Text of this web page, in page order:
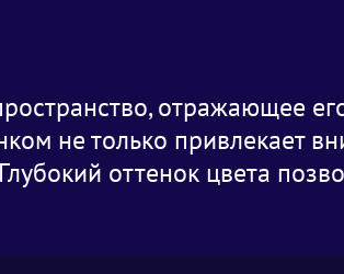
отражающее
не только привлекает
оттенок цвета